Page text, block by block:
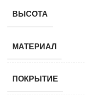
ВЫСОТА
МАТЕРИАЛ
ПОКРЫТИЕ